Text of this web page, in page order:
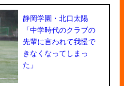
静岡学園・北口太陽
「中学時代のクラブの
先輩に言われて我慢で
きなくなってしまっ
た」